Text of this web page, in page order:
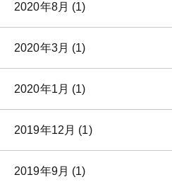
2020年8月 (1)
2020年3月 (1)
2020年1月 (1)
2019年12月 (1)
2019年9月 (1)